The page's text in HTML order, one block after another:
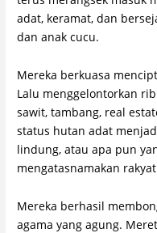
adat, keramat, dan
dan anak cucu.
Mereka berkuasa
Lalu menggelontorkan
sawit, tambang, real
status hutan adat
lindung, atau apa pun
mengatasnamakan
Mereka berhasil
agama yang agung.